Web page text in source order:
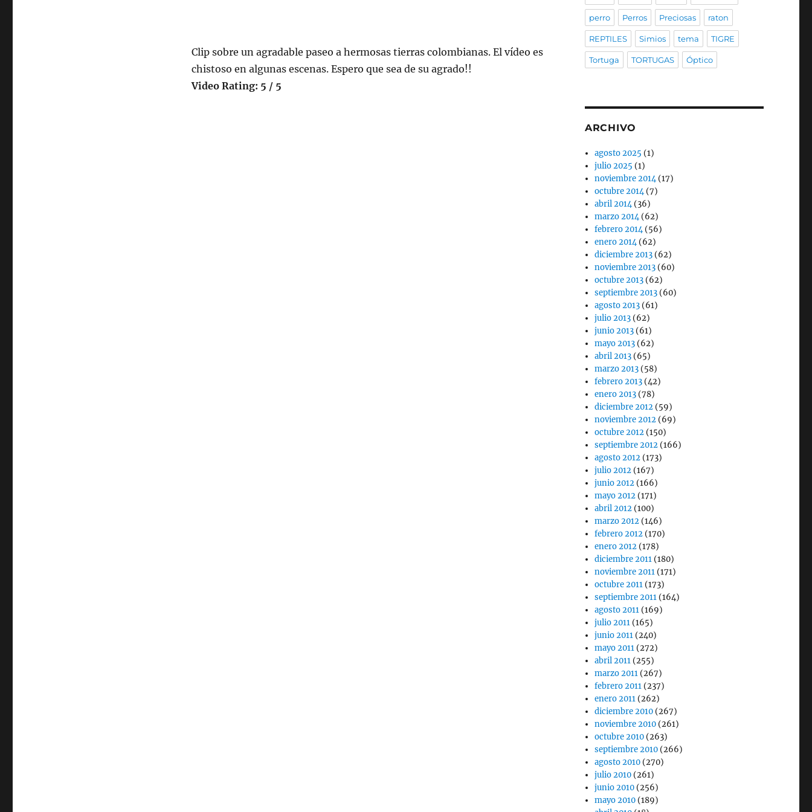
Clip sobre un agradable paseo a hermosas tierras colombianas. El vídeo es
chistoso en algunas escenas. Espero que sea de su agrado!!
Video Rating: 5 / 5
perro Perros Preciosas raton
REPTILES Simios tema TIGRE
Tortuga TORTUGAS Óptico
ARCHIVO
agosto 2025 (1)
julio 2025 (1)
noviembre 2014(17)
octubre 2014(7)
abril 2014(36)
marzo 2014(62)
febrero 2014(56)
enero 2014(62)
diciembre 2013 (62)
noviembre 2013 (60)
octubre 2013 (62)
septiembre 2013 (60)
agosto 2013 (61)
julio 2013 (62)
junio 2013 (61)
mayo 2013 (62)
abril 2013 (65)
marzo 2013 (58)
febrero 2013 (42)
enero 2013 (78)
diciembre 2012 (59)
noviembre 2012 (69)
octubre 2012 (150)
septiembre 2012 (166)
agosto 2012 (173)
julio 2012 (167)
junio 2012 (166)
mayo 2012 (171)
abril 2012 (100)
marzo 2012 (146)
febrero 2012 (170)
enero 2012 (178)
diciembre 2011 (180)
noviembre 2011 (171)
octubre 2011 (173)
septiembre 2011 (164)
agosto 2011 (169)
julio 2011 (165)
junio 2011 (240)
mayo 2011 (272)
abril 2011 (255)
marzo 2011 (267)
febrero 2011 (237)
enero 2011 (262)
diciembre 2010 (267)
noviembre 2010 (261)
octubre 2010 (263)
septiembre 2010 (266)
agosto 2010 (270)
julio 2010 (261)
junio 2010 (256)
mayo 2010 (189)